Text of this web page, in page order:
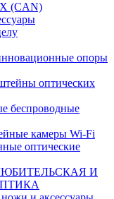
(CAN)
опоры
оптических
беспроводные
камеры Wi-Fi
оптические
ЛЮБИТЕЛЬСКАЯ И